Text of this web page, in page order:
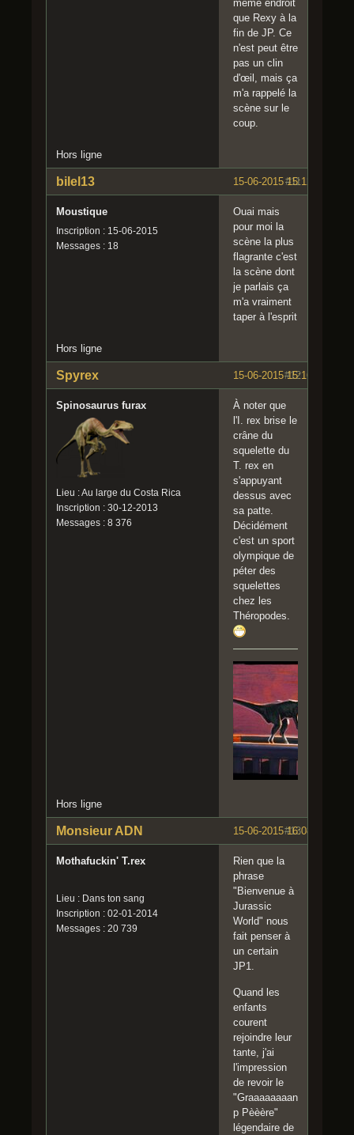
même endroit
que Rexy à la
fin de JP. Ce
n'est peut être
pas un clin
d'œil, mais ça
m'a rappelé la
scène sur le
coup.
Hors ligne
#11
15-06-2015 15:12:15
bilel13
Moustique
Inscription : 15-06-2015
Messages : 18
Ouai mais
pour moi la
scène la plus
flagrante c'est
la scène dont
je parlais ça
m'a vraiment
taper à l'esprit
Hors ligne
#12
15-06-2015 15:16:17
Spyrex
Spinosaurus furax
Lieu : Au large du Costa Rica
Inscription : 30-12-2013
Messages : 8 376
À noter que
l'I. rex brise le
crâne du
squelette du
T. rex en
s'appuyant
dessus avec
sa patte.
Décidément
c'est un sport
olympique de
péter des
squelettes
chez les
Théropodes.
Hors ligne
#13
15-06-2015 16:08:30
Monsieur ADN
Mothafuckin' T.rex
Lieu : Dans ton sang
Inscription : 02-01-2014
Messages : 20 739
Rien que la
phrase
"Bienvenue à
Jurassic
World" nous
fait penser à
un certain
JP1.
Quand les
enfants
courent
rejoindre leur
tante, j'ai
l'impression
de revoir le
"Graaaaaaaan
p Pèèère"
légendaire de